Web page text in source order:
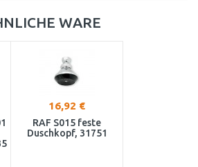
WARE
16,92 €
RAF S015 feste
Duschkopf, 31751